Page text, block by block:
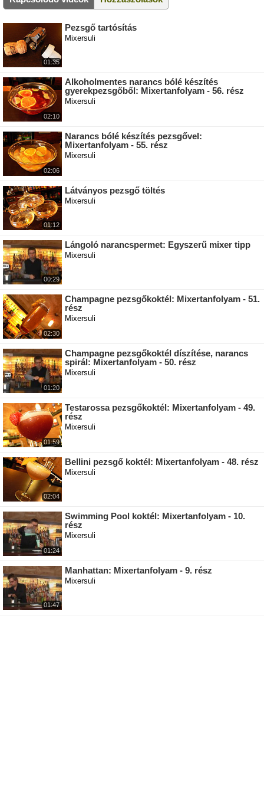
01:35
Pezsgő tartósítás
Mixersuli
02:10
Alkoholmentes narancs bólé készítés
gyerekpezsgőből: Mixertanfolyam - 56. rész
Mixersuli
02:06
Narancs bólé készítés pezsgővel:
Mixertanfolyam - 55. rész
Mixersuli
01:12
Látványos pezsgő töltés
Mixersuli
00:29
Lángoló narancspermet: Egyszerű mixer tipp
Mixersuli
02:30
Champagne pezsgőkoktél: Mixertanfolyam - 51.
rész
Mixersuli
01:20
Champagne pezsgőkoktél díszítése, narancs
spirál: Mixertanfolyam - 50. rész
Mixersuli
01:59
Testarossa pezsgőkoktél: Mixertanfolyam - 49.
rész
Mixersuli
02:04
Bellini pezsgő koktél: Mixertanfolyam - 48. rész
Mixersuli
01:24
Swimming Pool koktél: Mixertanfolyam - 10.
rész
Mixersuli
01:47
Manhattan: Mixertanfolyam - 9. rész
Mixersuli